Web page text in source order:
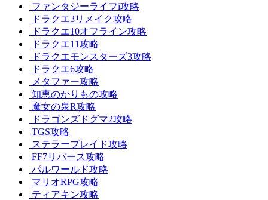
ファンタジーライフi攻略
ドラクエ3リメイク攻略
ドラクエ10オフライン攻略
ドラクエ11攻略
ドラクエモンスターズ3攻略
ドラクエ6攻略
メタファー攻略
知恵のかりもの攻略
魔女の泉R攻略
ドラゴンズドグマ2攻略
TGS攻略
ステラーブレイド攻略
FF7リバース攻略
パルワールド攻略
マリオRPG攻略
ティアキン攻略